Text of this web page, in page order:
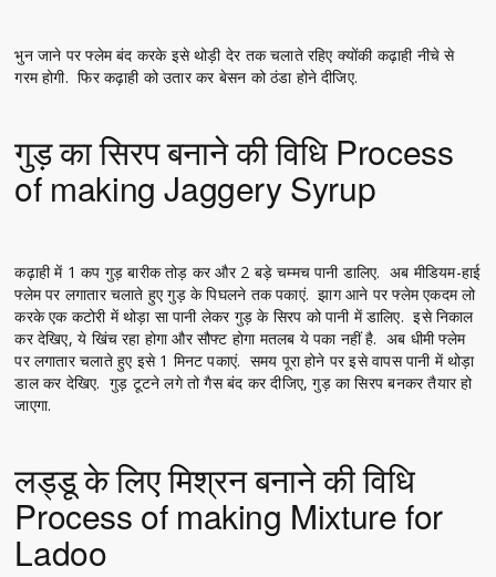
भुन जाने पर फ्लेम बंद करके इसे थोड़ी देर तक चलाते रहिए क्योंकी कढ़ाही नीचे से
गरम होगी. फिर कढ़ाही को उतार कर बेसन को ठंडा होने दीजिए.
गुड़ का सिरप बनाने की विधि Process
of making Jaggery Syrup
कढ़ाही में 1 कप गुड़ बारीक तोड़ कर और 2 बड़े चम्मच पानी डालिए. अब मीडियम-हाई
फ्लेम पर लगातार चलाते हुए गुड़ के पिघलने तक पकाएं. झाग आने पर फ्लेम एकदम लो
करके एक कटोरी में थोड़ा सा पानी लेकर गुड़ के सिरप को पानी में डालिए. इसे निकाल
कर देखिए, ये खिंच रहा होगा और सौफ्ट होगा मतलब ये पका नहीं है. अब धीमी फ्लेम
पर लगातार चलाते हुए इसे 1 मिनट पकाएं. समय पूरा होने पर इसे वापस पानी में थोड़ा
डाल कर देखिए. गुड़ टूटने लगे तो गैस बंद कर दीजिए, गुड़ का सिरप बनकर तैयार हो
जाएगा.
लड्डू के लिए मिश्रन बनाने की विधि
Process of making Mixture for
Ladoo